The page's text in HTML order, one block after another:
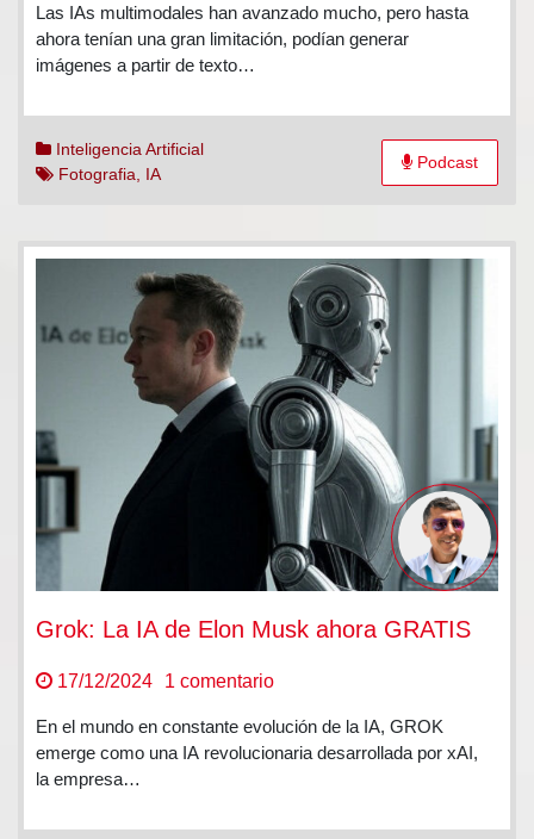
de
imágenes
gratis
Las IAs multimodales han avanzado mucho, pero hasta
ahora tenían una gran limitación, podían generar
imágenes a partir de texto…
Inteligencia Artificial
Fotografia
IA
Podcast
Grok: La IA de Elon Musk ahora GRATIS
17/12/2024 1 comentarioen
La
IA
En el mundo en constante evolución de la IA, GROK
emerge como una IA revolucionaria desarrollada por xAI,
la empresa…